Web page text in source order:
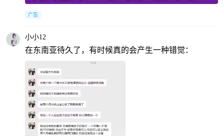
广告
小小12
在东南亚待久了，有时候真的会产生一种错觉：